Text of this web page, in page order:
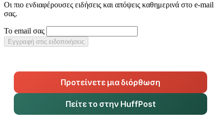
Οι πιο ενδιαφέρουσες ειδήσεις και απόψεις καθημερινά στο e-mail
σας.
Το email σας
Εγγραφή στις ειδοποιήσεις
Προτείνετε μια διόρθωση
Πείτε το στην HuffPost